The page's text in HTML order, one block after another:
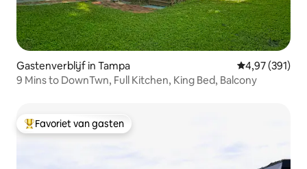
Gastenverblijf in Tampa Gemiddelde
4,97 (391)
9 Mins to DownTwn, Full Kitchen, King Bed, Balcony
Topfavoriet van gasten
Favoriet van gasten